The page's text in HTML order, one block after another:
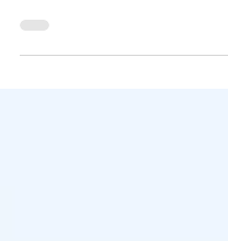
amants" de Jacques Brel